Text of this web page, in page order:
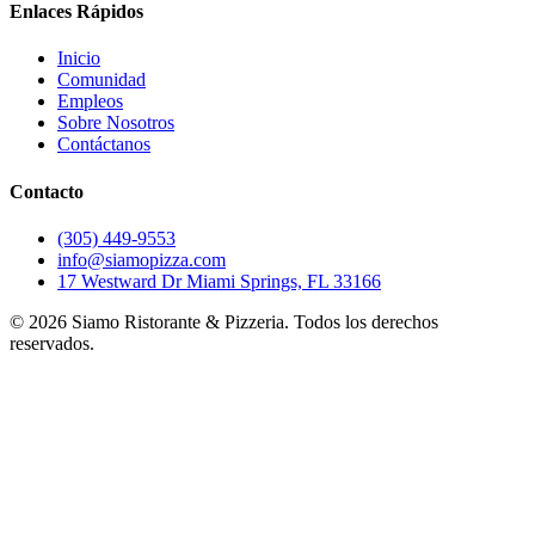
Enlaces Rápidos
Inicio
Comunidad
Empleos
Sobre Nosotros
Contáctanos
Contacto
(305) 449-9553
info@siamopizza.com
17 Westward Dr Miami Springs, FL 33166
© 2026 Siamo Ristorante & Pizzeria. Todos los derechos
reservados.